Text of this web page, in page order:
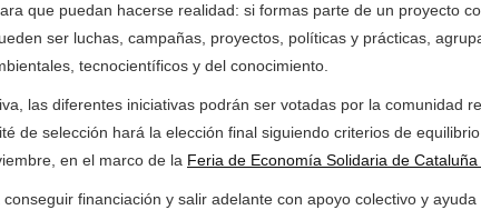
que puedan hacerse realidad: si formas parte de un proyecto
ser luchas, campañas, proyectos, políticas y prácticas,
tecnocientíficos y del conocimiento.
las diferentes iniciativas podrán ser votadas por la comunidad
de selección hará la elección final siguiendo criterios de
en el marco de la Feria de Economía Solidaria de Cataluña
financiación y salir adelante con apoyo colectivo y